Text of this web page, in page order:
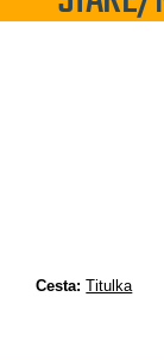
Cesta:Titulka